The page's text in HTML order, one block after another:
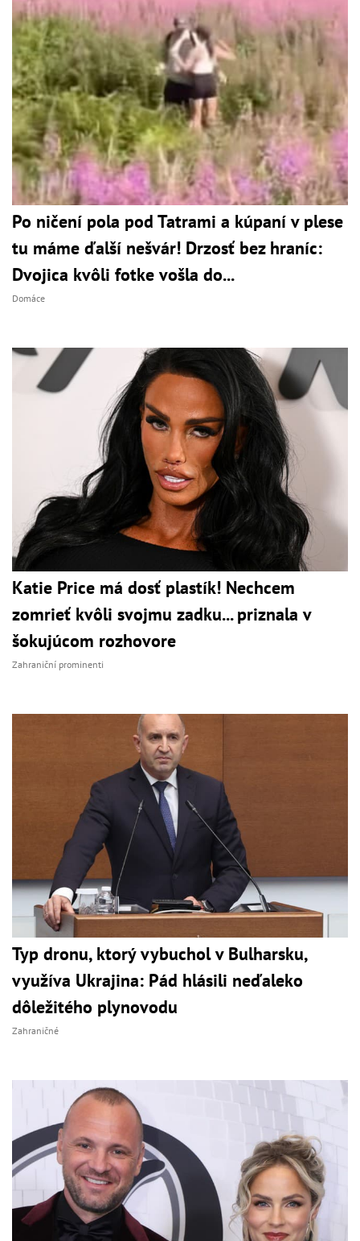
Po ničení pola pod Tatrami a kúpaní v plese
tu máme ďalší nešvár! Drzosť bez hraníc:
Dvojica kvôli fotke vošla do...
Domáce
Katie Price má dosť plastík! Nechcem
zomrieť kvôli svojmu zadku... priznala v
šokujúcom rozhovore
Zahraniční prominenti
Typ dronu, ktorý vybuchol v Bulharsku,
využíva Ukrajina: Pád hlásili neďaleko
dôležitého plynovodu
Zahraničné